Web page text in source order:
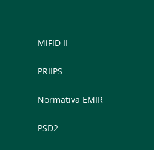
MiFID II
PRIIPS
Normativa EMIR
PSD2